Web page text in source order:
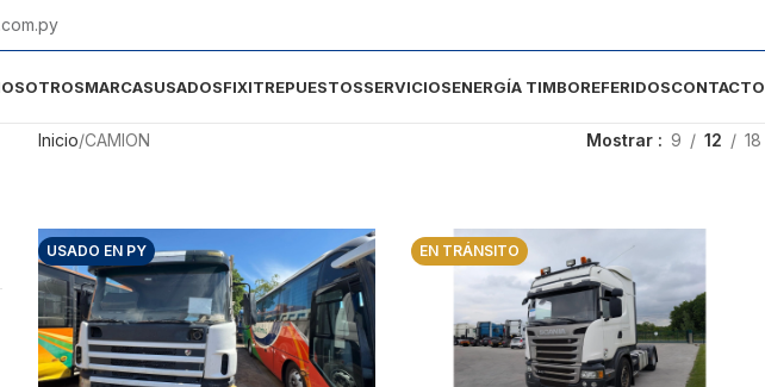
MARCASUSADOSFIXITREPUESTOSSERVICIOSENERGÍA TIMBOREFERIDOSCONTACTO
Inicio CAMION Mostrar 9 12 18
USADO EN PY EN TRÁNSITO